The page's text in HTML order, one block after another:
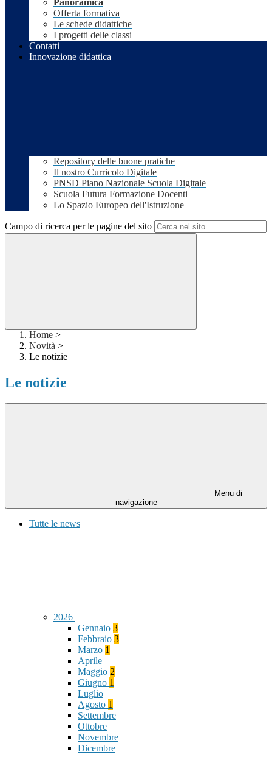
Panoramica
Offerta formativa
Le schede didattiche
I progetti delle classi
Contatti
Innovazione didattica
Repository delle buone pratiche
Il nostro Curricolo Digitale
PNSD Piano Nazionale Scuola Digitale
Scuola Futura Formazione Docenti
Lo Spazio Europeo dell'Istruzione
Campo di ricerca per le pagine del sito
Home >
Novità >
Le notizie
Le notizie
Menu di
navigazione
Tutte le news
2026
Gennaio 3
Febbraio 3
Marzo 1
Aprile
Maggio 2
Giugno 1
Luglio
Agosto 1
Settembre
Ottobre
Novembre
Dicembre